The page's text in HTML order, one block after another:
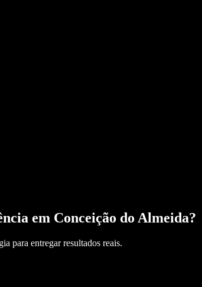
em Conceição do Almeida?
para entregar resultados reais.